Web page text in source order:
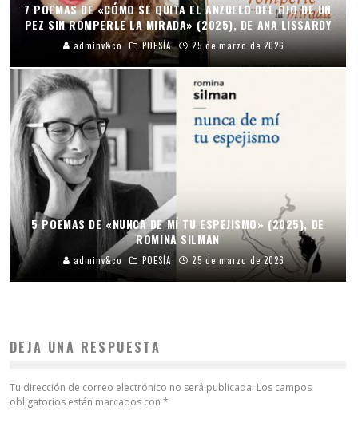
7 POEMAS DE «CÓMO SE QUITA EL ANZUELO DEL OJO DE UN
PEZ SIN ROMPERLE LA MIRADA» (2025), DE ANA LISSARDY
adminv&co POESÍA 25 de marzo de 2026
5 POEMAS DE «NUNCA DE MÍ TU ESPEJISMO» (2025), DE
ROMINA SILMAN
adminv&co POESÍA 25 de marzo de 2026
DEJA UNA RESPUESTA
Tu dirección de correo electrónico no será publicada. Los campos
obligatorios están marcados con *